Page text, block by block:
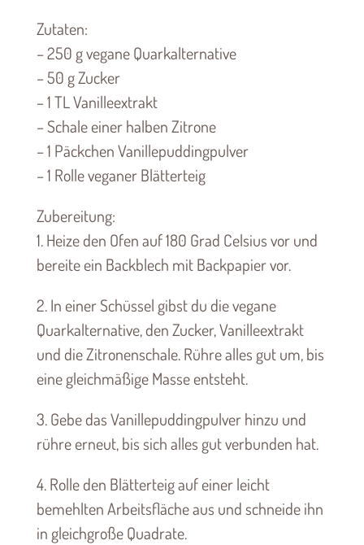
Zutaten:
– 250 g vegane Quarkalternative
– 50 g Zucker
– 1 TL Vanilleextrakt
– Schale einer halben Zitrone
– 1 Päckchen Vanillepuddingpulver
– 1 Rolle veganer Blätterteig
Zubereitung:
1. Heize den Ofen auf 180 Grad Celsius vor und
bereite ein Backblech mit Backpapier vor.
2. In einer Schüssel gibst du die vegane
Quarkalternative, den Zucker, Vanilleextrakt
und die Zitronenschale. Rühre alles gut um, bis
eine gleichmäßige Masse entsteht.
3. Gebe das Vanillepuddingpulver hinzu und
rühre erneut, bis sich alles gut verbunden hat.
4. Rolle den Blätterteig auf einer leicht
bemehlten Arbeitsfläche aus und schneide ihn
in gleichgroße Quadrate.